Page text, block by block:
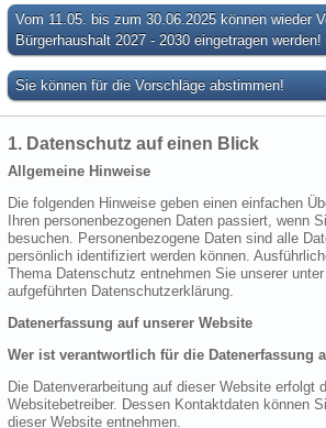
Vom 11.05. bis zum 30.06.2025 können wieder
Bürgerhaushalt 2027 - 2030 eingetragen werden!
Sie können für die Vorschläge abstimmen!
1. Datenschutz auf einen Blick
Allgemeine Hinweise
Die folgenden Hinweise geben einen einfachen
Ihren personenbezogenen Daten passiert, wenn
besuchen. Personenbezogene Daten sind alle
persönlich identifiziert werden können.
Thema Datenschutz entnehmen Sie unserer
aufgeführten Datenschutzerklärung.
Datenerfassung auf unserer Website
Wer ist verantwortlich für die Datenerfassung
Die Datenverarbeitung auf dieser Website erfolgt
Websitebetreiber. Dessen Kontaktdaten können
dieser Website entnehmen.